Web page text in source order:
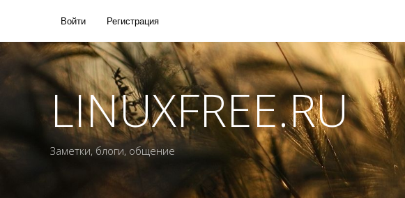
Войти Регистрация
LINUXFREE.RU
Заметки, блоги, общение